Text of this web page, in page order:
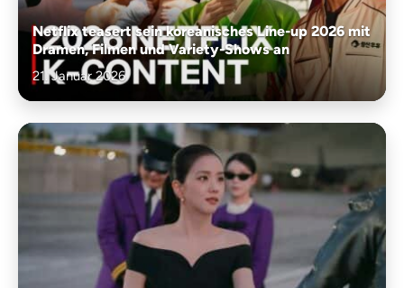
Netflix teasert sein koreanisches Line-up 2026 mit
Dramen, Filmen und Variety-Shows an
21. Januar 2026